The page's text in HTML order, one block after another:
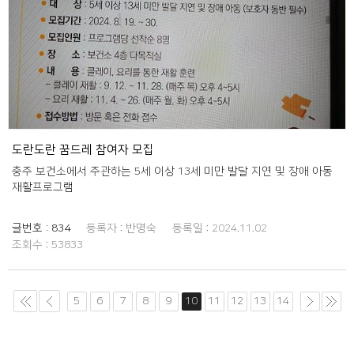
도란도란 꿈드레 참여자 모집
충주 보건소에서 주관하는 5세 이상 13세 미만 발달 지연 및 장애 아동
재활프로그램
글번호 : 834 등록자 : 반명숙 등록일 : 2024.11.02
조회수 : 53833
5 6 7 8 9 10 11 12 13 14